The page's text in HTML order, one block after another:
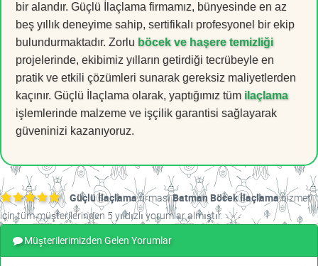
bir alandır. Güçlü İlaçlama firmamız, bünyesinde en az
beş yıllık deneyime sahip, sertifikalı profesyonel bir ekip
bulundurmaktadır. Zorlu böcek ve haşere temizliği
projelerinde, ekibimiz yılların getirdiği tecrübeyle en
pratik ve etkili çözümleri sunarak gereksiz maliyetlerden
kaçınır. Güçlü İlaçlama olarak, yaptığımız tüm ilaçlama
işlemlerinde malzeme ve işçilik garantisi sağlayarak
güveninizi kazanıyoruz.
Güçlü İlaçlamafirmasıBatman Böcek İlaçlamahizmeti
için tüm müşterilerinden 5 yıldızlı yorumlar almıştır.
Müşterilerimizden Gelen Yorumlar